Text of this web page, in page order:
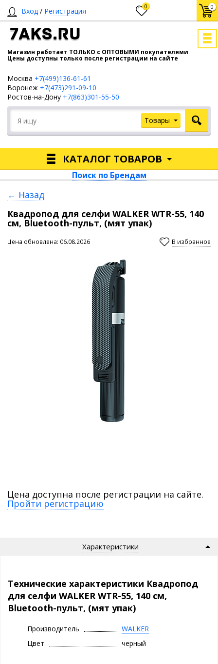
Вход / Регистрация 0 0
7AKS.RU
Магазин работает ТОЛЬКО с ОПТОВЫМИ покупателями
Цены доступны только после регистрации на сайте
Москва +7(499)136-61-61
Воронеж +7(473)291-09-10
Ростов-на-Дону +7(863)301-55-50
Товары
КАТАЛОГ ТОВАРОВ
Поиск по Брендам
← Назад
Квадропод для селфи WALKER WTR-55, 140
см, Bluetooth-пульт, (мят упак)
Цена обновлена: 06.08.2026 В избранное
Цена доступна после регистрации на сайте.
Пройти регистрацию
Характеристики
Технические характеристики Квадропод
для селфи WALKER WTR-55, 140 см,
Bluetooth-пульт, (мят упак)
Производитель
WALKER
Цвет
черный